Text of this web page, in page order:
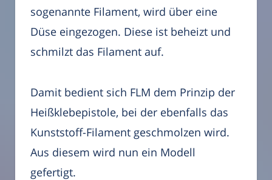
sogenannte Filament, wird über eine
Düse eingezogen. Diese ist beheizt und
schmilzt das Filament auf.
Damit bedient sich FLM dem Prinzip der
Heißklebepistole, bei der ebenfalls das
Kunststoff-Filament geschmolzen wird.
Aus diesem wird nun ein Modell
gefertigt.